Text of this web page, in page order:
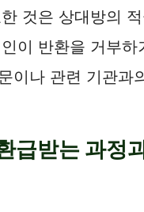
것은 상대방의
이 반환을 거부
이나 관련 기관과
급받는 과정